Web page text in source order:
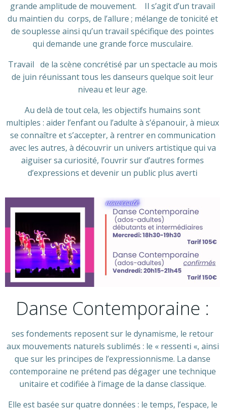
grande amplitude de mouvement. Il s’agit d’un travail
du maintien du corps, de l’allure ; mélange de tonicité et
de souplesse ainsi qu’un travail spécifique des pointes
qui demande une grande force musculaire.
Travail de la scène concrétisé par un spectacle au mois
de juin réunissant tous les danseurs quelque soit leur
niveau et leur age.
Au delà de tout cela, les objectifs humains sont
multiples : aider l’enfant ou l’adulte à s’épanouir, à mieux
se connaître et s’accepter, à rentrer en communication
avec les autres, à découvrir un univers artistique qui va
aiguiser sa curiosité, l’ouvrir sur d’autres formes
d’expressions et devenir un public plus averti
Danse Contemporaine :
ses fondements reposent sur le dynamisme, le retour
aux mouvements naturels sublimés : le « ressenti «, ainsi
que sur les principes de l’expressionnisme. La danse
contemporaine ne prétend pas dégager une technique
unitaire et codifiée à l’image de la danse classique.
Elle est basée sur quatre données : le temps, l’espace, le